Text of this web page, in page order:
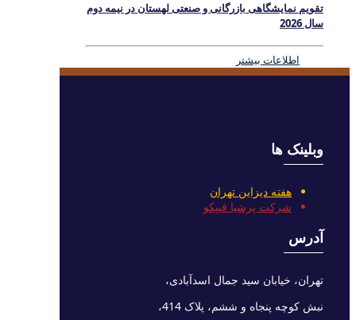
تقویم نمایشگاهی بازرگانی و صنعتی لهستان در نیمه دوم
سال 2026
اطلاعات بیشتر
وبلینک ها
هفته دیزاین تهران
شرکت پرشیا فیپکو
آدرس
تهران، خیابان سید جمال اسدآبادی،
نبش کوچه پنجاه و ششم، پلاک 414،